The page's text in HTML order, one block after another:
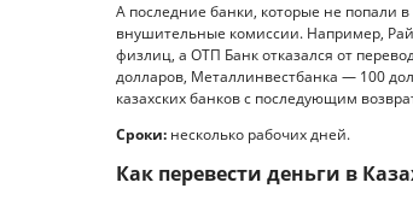
А последние банки, которые не попали
внушительные комиссии. Например,
физлиц, а ОТП Банк отказался от
долларов, Металлинвестбанка — 100
казахских банков с последующим
Сроки: несколько рабочих дней.
Как перевести деньги в